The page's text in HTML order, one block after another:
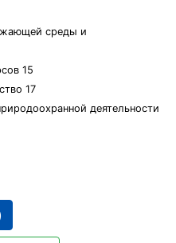
среды и
15
17
деятельности